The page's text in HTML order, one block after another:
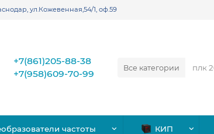
ул.Кожевенная,54/1, оф.59
Все категории
+7(861)205-88-38
+7(958)609-70-99
частоты КИП